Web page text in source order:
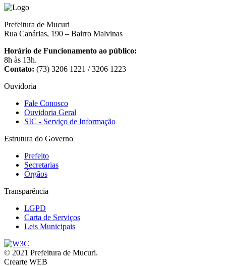
Prefeitura de Mucuri
Rua Canárias, 190 – Bairro Malvinas
Horário de Funcionamento ao público:
8h às 13h.
Contato: (73) 3206 1221 / 3206 1223
Ouvidoria
Fale Conosco
Ouvidoria Geral
SIC - Serviço de Informação
Estrutura do Governo
Prefeito
Secretarias
Órgãos
Transparência
LGPD
Carta de Serviços
Leis Municipais
© 2021 Prefeitura de Mucuri.
Crearte WEB